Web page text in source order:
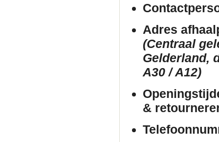
Adres
(Centraal
Gelderland,
A30 / A12)
&